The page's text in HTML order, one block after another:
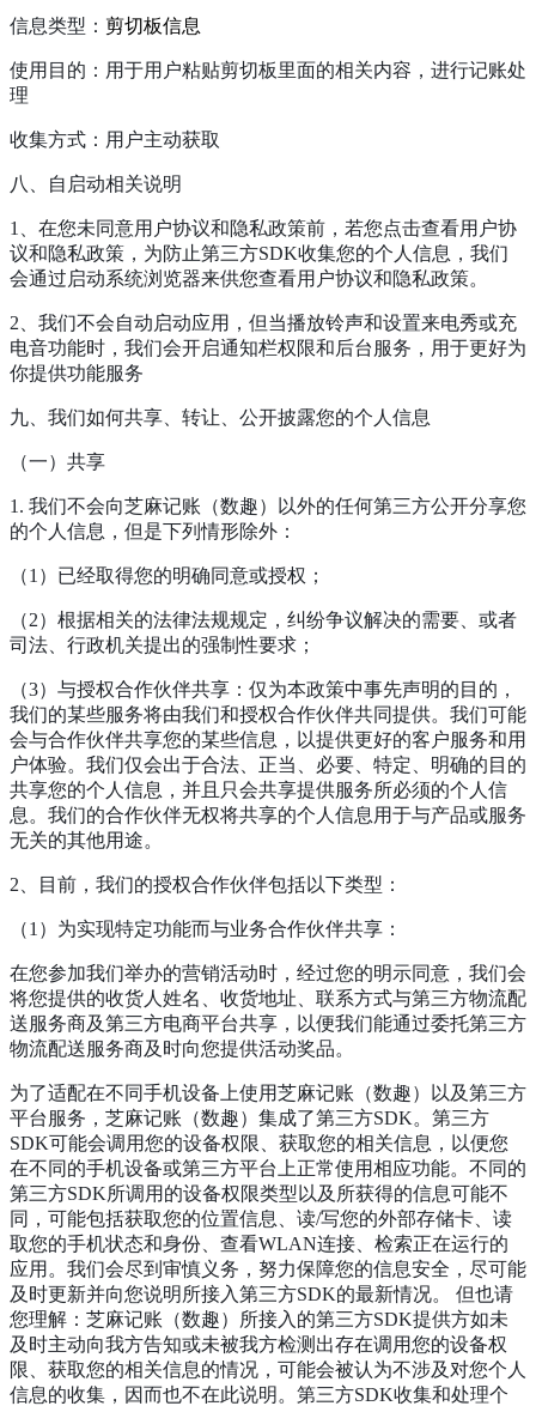
信息类型： 剪切板信息
使用目的：用于用户粘贴剪切板里面的相关内容，进行记账处
理
收集方式：用户主动获取
八、自启动相关说明
1、在您未同意用户协议和隐私政策前，若您点击查看用户协
议和隐私政策，为防止第三方SDK收集您的个人信息，我们
会通过启动系统浏览器来供您查看用户协议和隐私政策。
2、我们不会自动启动应用，但当播放铃声和设置来电秀或充
电音功能时，我们会开启通知栏权限和后台服务，用于更好为
你提供功能服务
九、我们如何共享、转让、公开披露您的个人信息
（一）共享
1. 我们不会向芝麻记账（数趣）以外的任何第三方公开分享您
的个人信息，但是下列情形除外：
（1）已经取得您的明确同意或授权；
（2）根据相关的法律法规规定，纠纷争议解决的需要、或者
司法、行政机关提出的强制性要求；
（3）与授权合作伙伴共享：仅为本政策中事先声明的目的，
我们的某些服务将由我们和授权合作伙伴共同提供。我们可能
会与合作伙伴共享您的某些信息，以提供更好的客户服务和用
户体验。我们仅会出于合法、正当、必要、特定、明确的目的
共享您的个人信息，并且只会共享提供服务所必须的个人信
息。我们的合作伙伴无权将共享的个人信息用于与产品或服务
无关的其他用途。
2、目前，我们的授权合作伙伴包括以下类型：
（1）为实现特定功能而与业务合作伙伴共享：
在您参加我们举办的营销活动时，经过您的明示同意，我们会
将您提供的收货人姓名、收货地址、联系方式与第三方物流配
送服务商及第三方电商平台共享，以便我们能通过委托第三方
物流配送服务商及时向您提供活动奖品。
为了适配在不同手机设备上使用芝麻记账（数趣）以及第三方
平台服务，芝麻记账（数趣）集成了第三方SDK。第三方
SDK可能会调用您的设备权限、获取您的相关信息，以便您
在不同的手机设备或第三方平台上正常使用相应功能。不同的
第三方SDK所调用的设备权限类型以及所获得的信息可能不
同，可能包括获取您的位置信息、读/写您的外部存储卡、读
取您的手机状态和身份、查看WLAN连接、检索正在运行的
应用。我们会尽到审慎义务，努力保障您的信息安全，尽可能
及时更新并向您说明所接入第三方SDK的最新情况。 但也请
您理解：芝麻记账（数趣）所接入的第三方SDK提供方如未
及时主动向我方告知或未被我方检测出存在调用您的设备权
限、获取您的相关信息的情况，可能会被认为不涉及对您个人
信息的收集，因而也不在此说明。第三方SDK收集和处理个